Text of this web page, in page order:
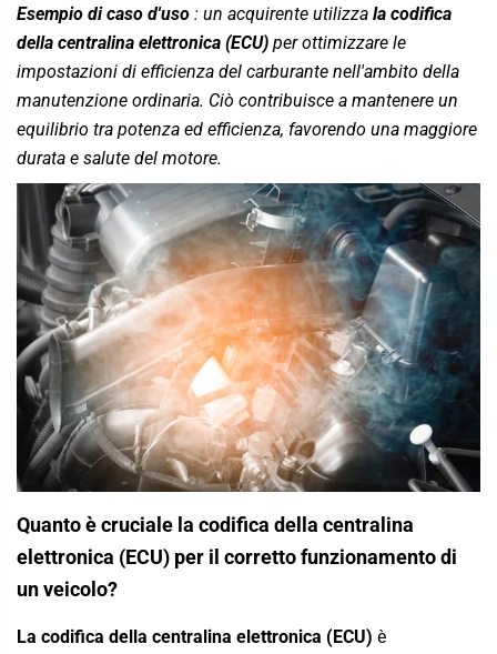
Esempio di caso d'uso : un acquirente utilizza la codifica
della centralina elettronica (ECU) per ottimizzare le
impostazioni di efficienza del carburante nell'ambito della
manutenzione ordinaria. Ciò contribuisce a mantenere un
equilibrio tra potenza ed efficienza, favorendo una maggiore
durata e salute del motore.
Quanto è cruciale la codifica della centralina
elettronica (ECU) per il corretto funzionamento di
un veicolo?
La codifica della centralina elettronica (ECU) è